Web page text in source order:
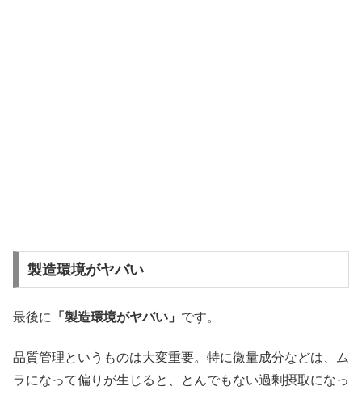
製造環境がヤバい
最後に 「製造環境がヤバい」 です。
品質管理というものは大変重要。特に微量成分などは、ム
ラになって偏りが生じると、とんでもない過剰摂取になっ